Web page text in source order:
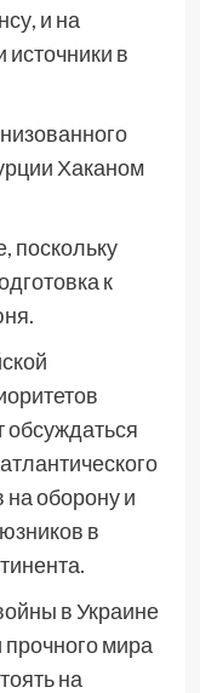
и на
в
Хаканом
поскольку
к
обсуждаться
оборону и
в
в Украине
мира
на